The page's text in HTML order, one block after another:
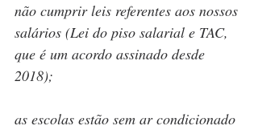
não cumprir leis referentes aos nossos
salários (Lei do piso salarial e TAC,
que é um acordo assinado desde
2018);
as escolas estão sem ar condicionado